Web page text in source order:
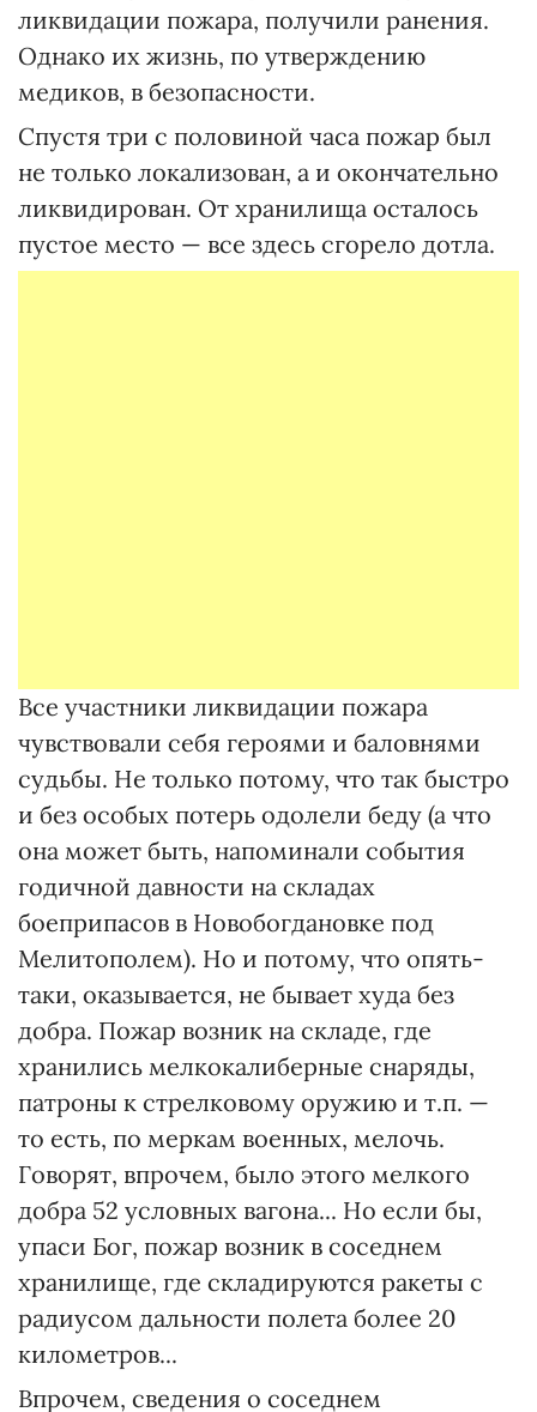
ликвидации пожара, получили ранения.
Однако их жизнь, по утверждению
медиков, в безопасности.
Спустя три с половиной часа пожар был
не только локализован, а и окончательно
ликвидирован. От хранилища осталось
пустое место — все здесь сгорело дотла.
Все участники ликвидации пожара
чувствовали себя героями и баловнями
судьбы. Не только потому, что так быстро
и без особых потерь одолели беду (а что
она может быть, напоминали события
годичной давности на складах
боеприпасов в Новобогдановке под
Мелитополем). Но и потому, что опять-
таки, оказывается, не бывает худа без
добра. Пожар возник на складе, где
хранились мелкокалиберные снаряды,
патроны к стрелковому оружию и т.п. —
то есть, по меркам военных, мелочь.
Говорят, впрочем, было этого мелкого
добра 52 условных вагона... Но если бы,
упаси Бог, пожар возник в соседнем
хранилище, где складируются ракеты с
радиусом дальности полета более 20
километров...
Впрочем, сведения о соседнем